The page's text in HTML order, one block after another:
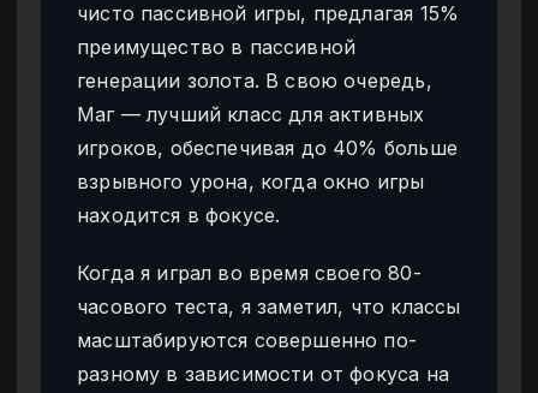
чисто пассивной игры, предлагая 15%
преимущество в пассивной
генерации золота. В свою очередь,
Маг — лучший класс для активных
игроков, обеспечивая до 40% больше
взрывного урона, когда окно игры
находится в фокусе.
Когда я играл во время своего 80-
часового теста, я заметил, что классы
масштабируются совершенно по-
разному в зависимости от фокуса на